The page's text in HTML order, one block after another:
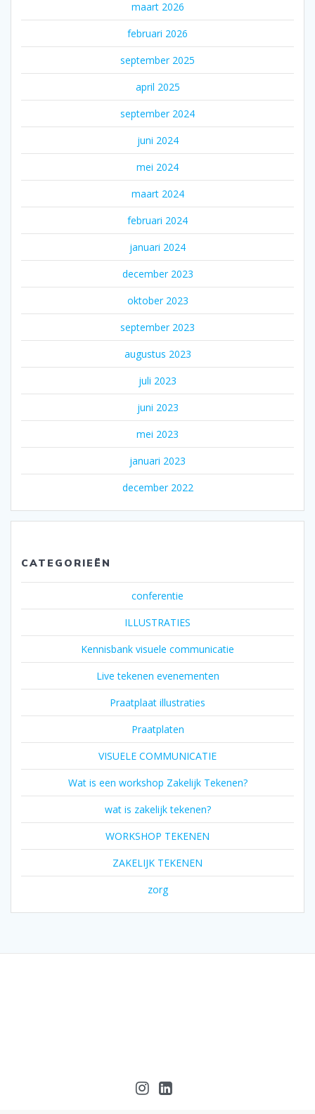
maart 2026
februari 2026
september 2025
april 2025
september 2024
juni 2024
mei 2024
maart 2024
februari 2024
januari 2024
december 2023
oktober 2023
september 2023
augustus 2023
juli 2023
juni 2023
mei 2023
januari 2023
december 2022
CATEGORIEËN
conferentie
ILLUSTRATIES
Kennisbank visuele communicatie
Live tekenen evenementen
Praatplaat illustraties
Praatplaten
VISUELE COMMUNICATIE
Wat is een workshop Zakelijk Tekenen?
wat is zakelijk tekenen?
WORKSHOP TEKENEN
ZAKELIJK TEKENEN
zorg